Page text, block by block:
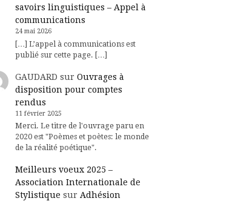
savoirs linguistiques – Appel à
communications
24 mai 2026
[…] L’appel à communications est
publié sur cette page. […]
GAUDARD sur Ouvrages à
disposition pour comptes
rendus
11 février 2025
Merci. Le titre de l'ouvrage paru en
2020 est "Poèmes et poètes: le monde
de la réalité poétique".
Meilleurs voeux 2025 –
Association Internationale de
Stylistique sur Adhésion